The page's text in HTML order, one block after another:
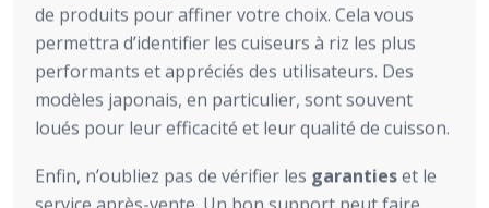
de produits pour affiner votre choix. Cela vous
permettra d’identifier les cuiseurs à riz les plus
performants et appréciés des utilisateurs. Des
modèles japonais, en particulier, sont souvent
loués pour leur efficacité et leur qualité de cuisson.
Enfin, n’oubliez pas de vérifier les garantieset le